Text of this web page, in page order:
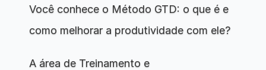
Você conhece o Método GTD: o que é e
como melhorar a produtividade com ele?
A área de Treinamento e